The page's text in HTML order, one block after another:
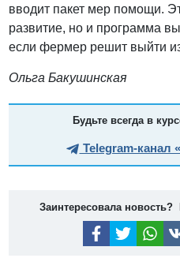
вводит пакет мер помощи.
развитие, но и программа
если фермер решит выйти
Ольга Бакушинская
Будьте всегда в
Telegram-канал
Заинтересовала